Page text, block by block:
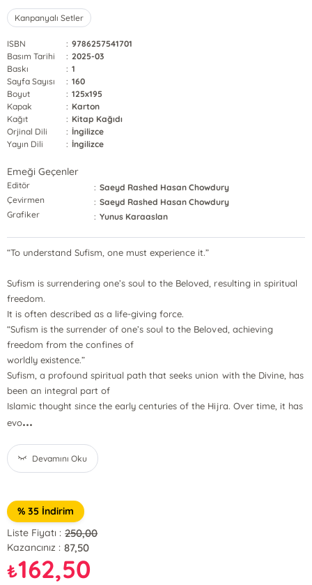
Kanpanyalı Setler
ISBN : 9786257541701
Basım Tarihi
: 2025-03
Baskı
: 1
Sayfa Sayısı
: 160
Boyut
: 125x195
Kapak
: Karton
Kağıt
: Kitap Kağıdı
Orjinal Dili
: İngilizce
Yayın Dili
: İngilizce
Emeği Geçenler
Editör : Saeyd Rashed Hasan Chowdury
Çevirmen
: Saeyd Rashed Hasan Chowdury
Grafiker
: Yunus Karaaslan
“To understand Sufism, one must experience it.”
Sufism is surrendering one’s soul to the Beloved, resulting in spiritual
freedom.
It is often described as a life-giving force.
“Sufism is the surrender of one’s soul to the Beloved, achieving
freedom from the confines of
worldly existence.”
Sufism, a profound spiritual path that seeks union with the Divine, has
been an integral part of
Islamic thought since the early centuries of the Hijra. Over time, it has
evo...
Devamını Oku
% 35 İndirim
Liste Fiyatı : 250,00
Kazancınız : 87,50
₺162,50